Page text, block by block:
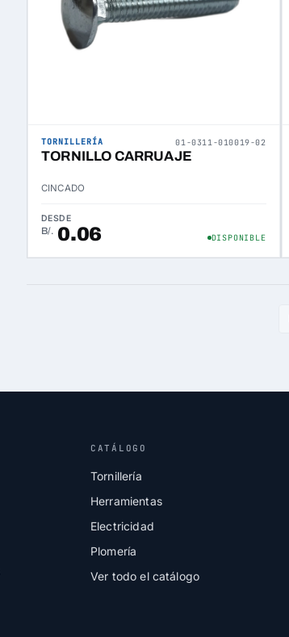
TORNILLERÍA 01-0311-010019-02
TORNILLO CARRUAJE
CINCADO
DESDE
B/. 0.06 DISPONIBLE
CATÁLOGO
Tornillería
Herramientas
Electricidad
Plomería
Ver todo el catálogo